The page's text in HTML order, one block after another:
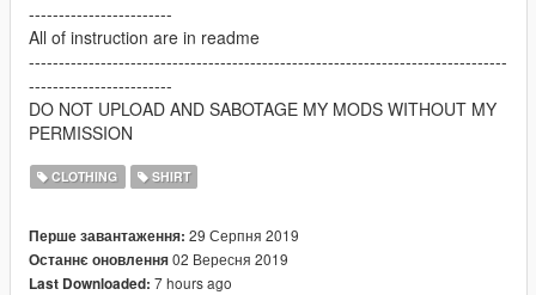
------------------------
All of instruction are in readme
--------------------------------------------------------------------------------
------------------------
DO NOT UPLOAD AND SABOTAGE MY MODS WITHOUT MY
PERMISSION
CLOTHING SHIRT
Перше завантаження: 29 Серпня 2019
Останнє оновлення02 Вересня 2019
Last Downloaded: 7 hours ago